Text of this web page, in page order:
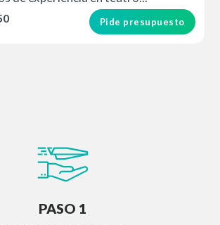
Pide presupuesto
PASO 1